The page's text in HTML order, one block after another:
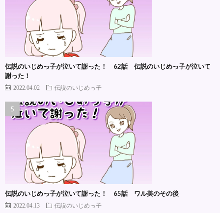
伝説のいじめっ子が泣いて謝った！ 62話 伝説のいじめっ子が泣いて
謝った！
2022.04.02 伝説のいじめっ子
伝説のいじめっ子が泣いて謝った！ 65話 ワル美のその後
2022.04.13 伝説のいじめっ子